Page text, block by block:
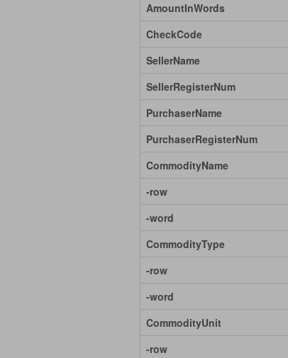
AmountInWords
CheckCode
SellerName
SellerRegisterNum
PurchaserName
PurchaserRegisterNum
CommodityName
-row
-word
CommodityType
-row
-word
CommodityUnit
-row